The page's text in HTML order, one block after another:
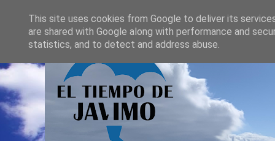
This site uses cookies from Google to deliver its
are shared with Google along with performance and
statistics, and to detect and address abuse.